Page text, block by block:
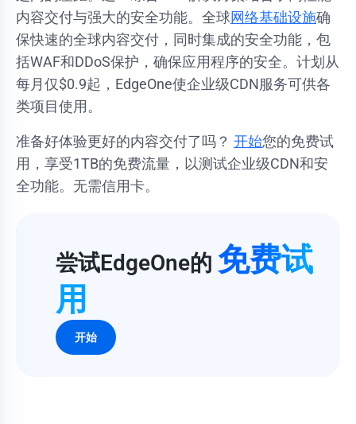
内容交付与强大的安全功能。全球网络基础设施确
保快速的全球内容交付，同时集成的安全功能，包
括WAF和DDoS保护，确保应用程序的安全。计划从
每月仅$0.9起，EdgeOne使企业级CDN服务可供各
类项目使用。
准备好体验更好的内容交付了吗？ 开始您的免费试
用，享受1TB的免费流量，以测试企业级CDN和安
全功能。无需信用卡。
尝试EdgeOne的 免费试
用
开始